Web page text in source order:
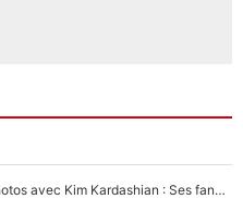
Lewis Hamilton poste de nouvelles photos avec Kim Kardashian : Ses fans le voient déjà redevenir champion du monde de F1 grâce à elle !